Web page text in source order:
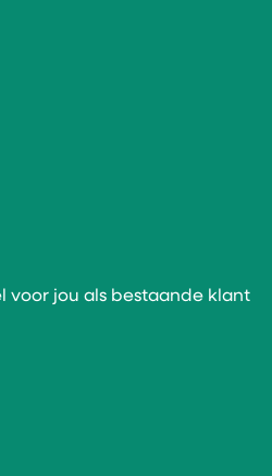
voor jou als bestaande klant